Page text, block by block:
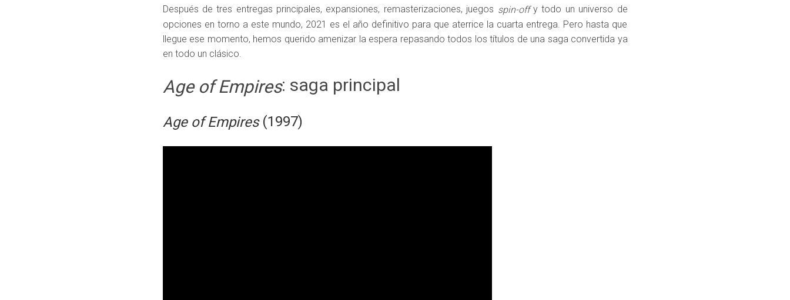
Después de tres entregas principales, expansiones, remasterizaciones, juegos spin-offy todo un universo de
opciones en torno a este mundo, 2021 es el año definitivo para que aterrice la cuarta entrega. Pero hasta que
llegue ese momento, hemos querido amenizar la espera repasando todos los títulos de una saga convertida ya
en todo un clásico.
Age of Empires: saga principal
Age of Empires(1997)